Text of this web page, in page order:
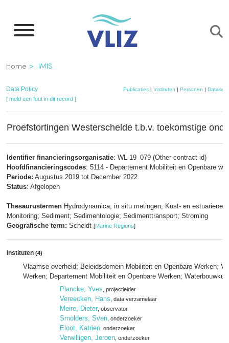
naar
inhoud
gaan
Kruimelpad
Home IMIS
Data Policy Publicaties | Instituten | Personen | Datasets
[ meld een fout in dit record ]
Proefstortingen Westerschelde t.b.v. toekomstige
Identifier financieringsorganisatie: WL 19_079 (Other contract id)
Hoofdfinancieringscodes: 5114 - Departement Mobiliteit en Openbare
Periode: Augustus 2019 tot December 2022
Status: Afgelopen
Thesaurustermen Hydrodynamica; in situ metingen; Kust- en estuariene
Monitoring; Sediment; Sedimentologie; Sedimenttransport; Stroming
Geografische term: Scheldt [Marine Regions]
Instituten (4)
Vlaamse overheid; Beleidsdomein Mobiliteit en Openbare Werken;
Werken; Departement Mobiliteit en Openbare Werken;
Plancke, Yves , projectleider
Vereecken, Hans , data verzamelaar
Meire, Dieter , observator
Smolders, Sven , onderzoeker
Eloot, Katrien , onderzoeker
Verwilligen, Jeroen , onderzoeker